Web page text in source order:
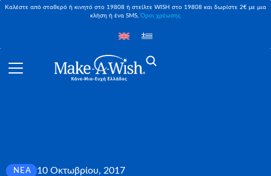
Καλέστε από σταθερό ή κινητό στο 19808 ή στείλτε WISH στο 19808 και δωρίστε 2€ με μια
κλήση ή ένα SMS,Όροι χρέωσης
ΝΈΑ 10 Οκτωβρίου, 2017